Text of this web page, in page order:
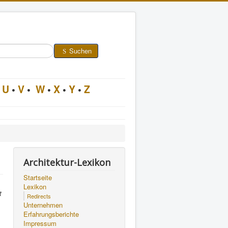
Suchen
U • V • W • X • Y • Z
Architektur-Lexikon
Startseite
Lexikon
Redirects
Unternehmen
Erfahrungsberichte
Impressum